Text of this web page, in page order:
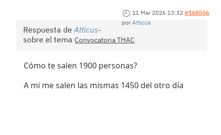
11 Mar 2026 13:32 #168556
porAtticus
Respuesta deAtticus
sobre el tema Convocatoria THAC
Cómo te salen 1900 personas?
A mi me salen las mismas 1450 del otro día